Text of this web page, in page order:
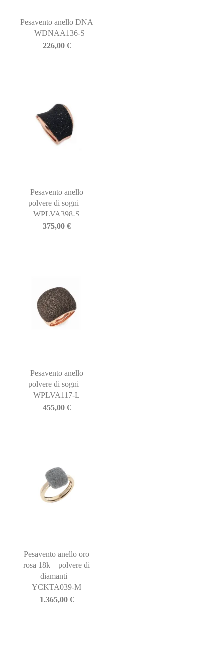
Pesavento anello DNA
– WDNAA136-S
226,00 €
Pesavento anello
polvere di sogni –
WPLVA398-S
375,00 €
Pesavento anello
polvere di sogni –
WPLVA117-L
455,00 €
Pesavento anello oro
rosa 18k – polvere di
diamanti –
YCKTA039-M
1.365,00 €